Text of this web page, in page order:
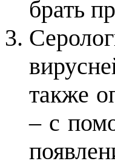
брать
также
– с